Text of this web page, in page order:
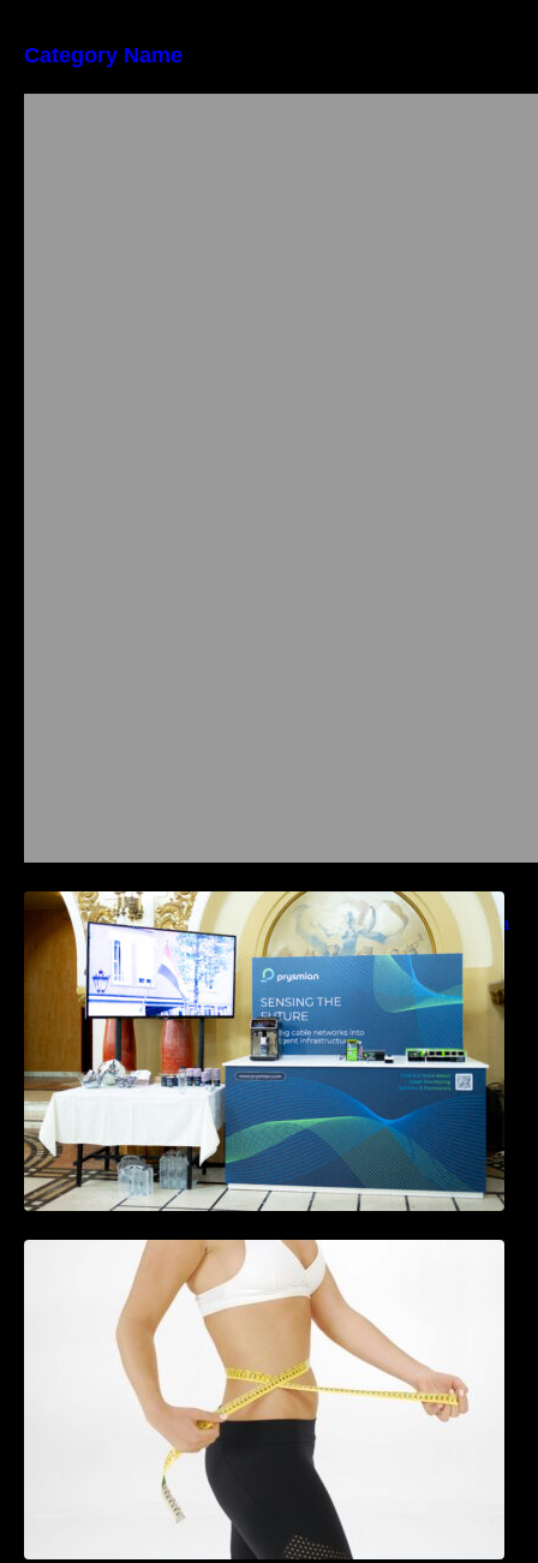
Category Name
Prysmian aduce la COMM26 tehnologii de
sensing si Digital Energy pentru monitorizarea
in timp real a infrastrucrutilor critice
Tratamentul Wegovy® generează o scădere
în greutate de până la 22,6% la femei în
perioada menopauzei și reduce la jumătate
riscul de migrene